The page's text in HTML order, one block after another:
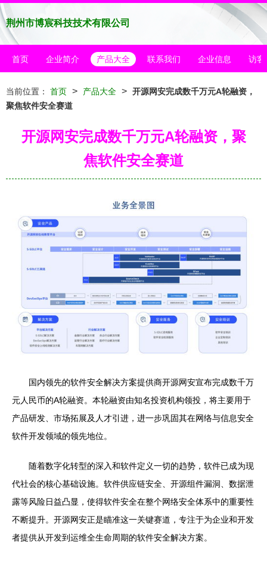
荆州市博宸科技技术有限公司
首页 企业简介 产品大全 联系我们 企业信息 访客
当前位置： 首页 > 产品大全 > 开源网安完成数千万元A轮融资，
聚焦软件安全赛道
开源网安完成数千万元A轮融资，聚
焦软件安全赛道
国内领先的软件安全解决方案提供商开源网安宣布完成数千万
元人民币的A轮融资。本轮融资由知名投资机构领投，将主要用于
产品研发、市场拓展及人才引进，进一步巩固其在网络与信息安全
软件开发领域的领先地位。
随着数字化转型的深入和软件定义一切的趋势，软件已成为现
代社会的核心基础设施。软件供应链安全、开源组件漏洞、数据泄
露等风险日益凸显，使得软件安全在整个网络安全体系中的重要性
不断提升。开源网安正是瞄准这一关键赛道，专注于为企业和开发
者提供从开发到运维全生命周期的软件安全解决方案。